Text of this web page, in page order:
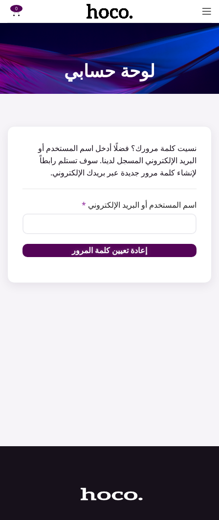
0
لوحة حسابي
نسيت كلمة مرورك؟ فضلًا أدخل اسم المستخدم أو
البريد الإلكتروني المسجل لدينا. سوف تستلم رابطاً
لإنشاء كلمة مرور جديدة عبر بريدك الإلكتروني.
اسم المستخدم أو البريد الإلكتروني *
إعادة تعيين كلمة المرور